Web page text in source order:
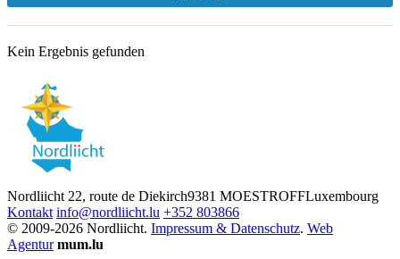
Kein Ergebnis gefunden
Nordliicht 22, route de Diekirch9381 MOESTROFFLuxembourg
Kontakt info@nordliicht.lu +352 803866
© 2009-2026 Nordliicht. Impressum & Datenschutz. Web
Agentur mum.lu